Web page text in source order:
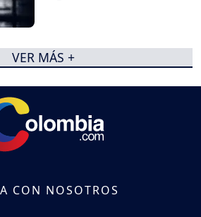
VER MÁS +
CON NOSOTROS